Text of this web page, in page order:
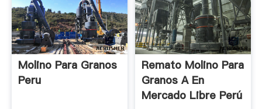
Molino Para Granos
Peru
Remato Molino Para
Granos A En
Mercado Libre Perú